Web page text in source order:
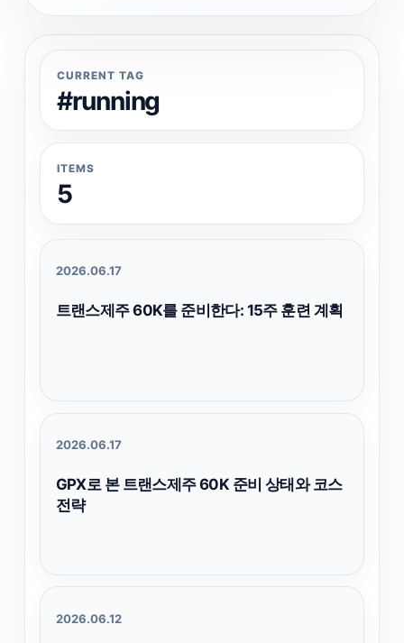
CURRENT TAG
#running
ITEMS
5
2026.06.17
트랜스제주 60K를 준비한다: 15주 훈련 계획
2026.06.17
GPX로 본 트랜스제주 60K 준비 상태와 코스
전략
2026.06.12